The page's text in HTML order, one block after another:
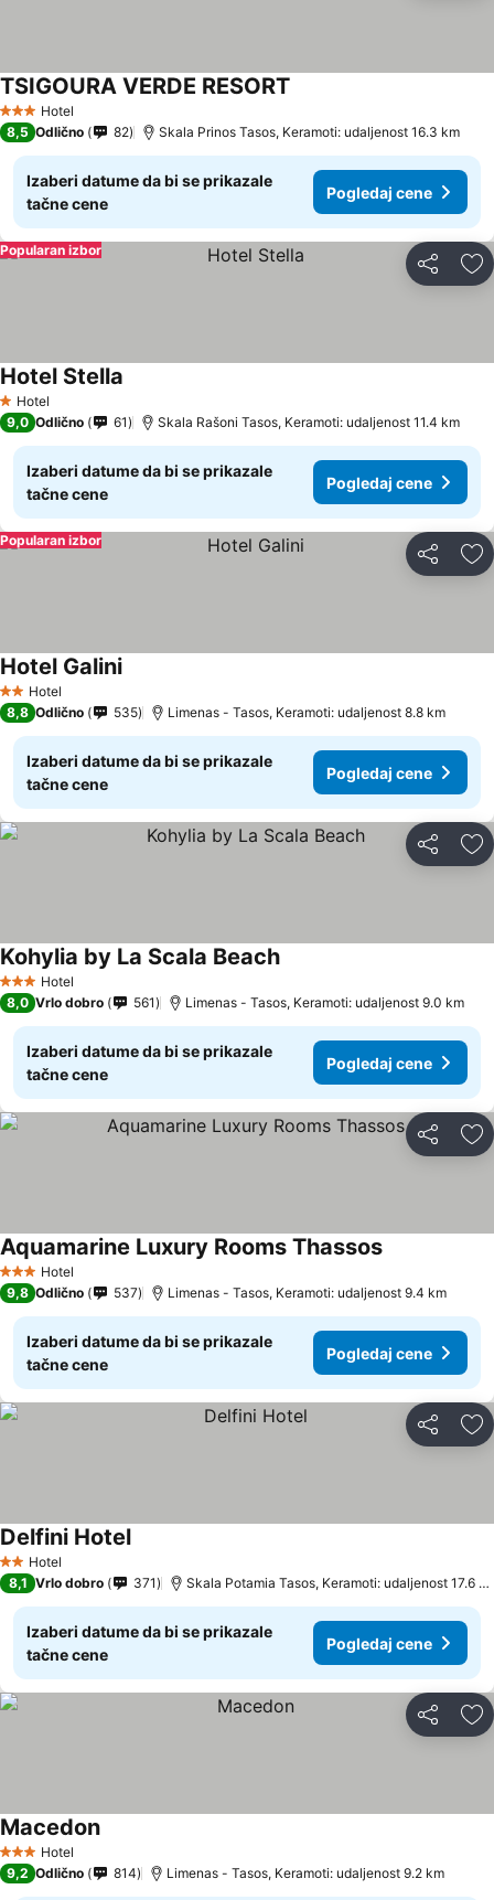
3 Zvezdice
Hotel
TSIGOURA VERDE RESORT
8,5 Odlično 82 Skala Prinos Tasos, Keramoti: udaljenost 16.3 km
Izaberi datume da bi se prikazale
tačne cene
Pogledaj cene
Deli
Popularan izbor
1 Zvezdice
Hotel
Hotel Stella
9,0 Odlično 61 Skala Rašoni Tasos, Keramoti: udaljenost 11.4 km
Izaberi datume da bi se prikazale
tačne cene
Pogledaj cene
Deli
Popularan izbor
2 Zvezdice
Hotel
Hotel GaliniPogledaj cene
8,8 Odlično 535 Limenas - Tasos, Keramoti: udaljenost 8.8 km
Izaberi datume da bi se prikazale
tačne cene
Pogledaj cene
Deli
3 Zvezdice
Hotel
Kohylia by La Scala BeachPogledaj cene
8,0 Vrlo dobro 561 Limenas - Tasos, Keramoti: udaljenost 9.0 km
Izaberi datume da bi se prikazale
tačne cene
Pogledaj cene
Deli
3 Zvezdice
Hotel
Aquamarine Luxury Rooms ThassosPogledaj
9,8 Odlično 537 Limenas - Tasos, Keramoti: udaljenost 9.4 km
Izaberi datume da bi se prikazale
tačne cene
Pogledaj cene
Deli
2 Zvezdice
Hotel
Delfini HotelPogledaj cene
8,1 Vrlo dobro 371 Skala Potamia Tasos, Keramoti: udaljenost 17.6
Izaberi datume da bi se prikazale
tačne cene
Pogledaj cene
Deli
3 Zvezdice
Hotel
MacedonPogledaj cene
9,2 Odlično 814 Limenas - Tasos, Keramoti: udaljenost 9.2 km